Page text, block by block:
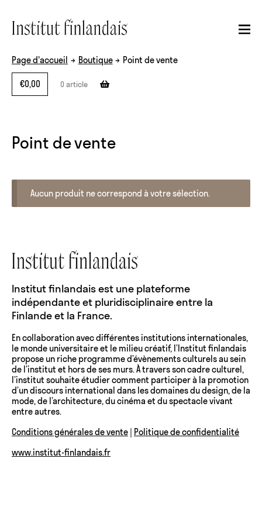
Aller à la navigation
Aller au contenu
Page d'accueil → Boutique → Point de vente
€0,00 0 article
Point de vente
Aucun produit ne correspond à votre sélection.
Institut finlandais est une plateforme
indépendante et pluridisciplinaire entre la
Finlande et la France.
En collaboration avec différentes institutions internationales,
le monde universitaire et le milieu créatif, l’Institut finlandais
propose un riche programme d’évènements culturels au sein
de l’institut et hors de ses murs. À travers son cadre culturel,
l’institut souhaite étudier comment participer à la promotion
d’un discours international dans les domaines du design, de la
mode, de l’architecture, du cinéma et du spectacle vivant
entre autres.
Conditions générales de vente
Politique de confidentialité
www.institut-finlandais.fr